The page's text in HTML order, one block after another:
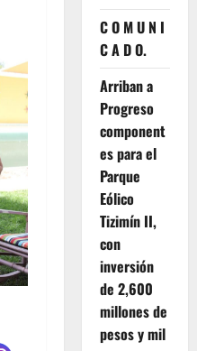
C O M U N I
C A D O.
Arriban a
Progreso
component
es para el
Parque
Eólico
Tizimín II,
con
inversión
de 2,600
millones de
pesos y mil